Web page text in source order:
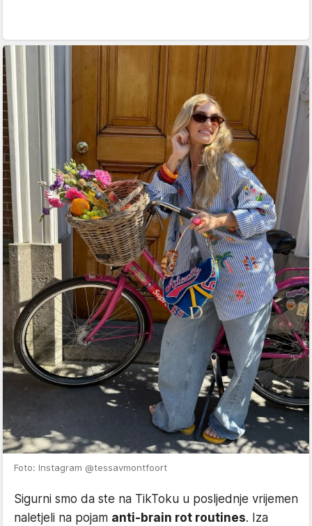
Foto: Instagram @tessavmontfoort
Sigurni smo da ste na TikToku u posljednje vrijemen
naletjeli na pojam anti-brain rot routines. Iza